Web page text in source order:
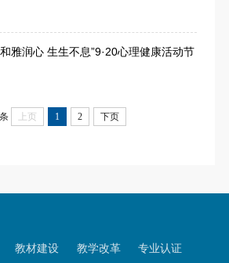
雅润心 生生不息”9·20心理健康活动节
上页 1 2 下页
教材建设 教学改革
专业认证